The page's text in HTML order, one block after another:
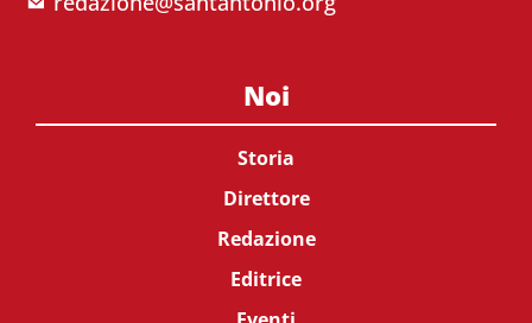
Noi
Storia
Direttore
Redazione
Editrice